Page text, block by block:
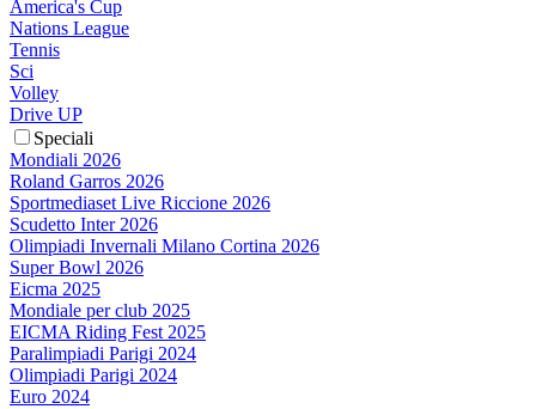
America's Cup
Nations League
Tennis
Sci
Volley
Drive UP
Speciali
Mondiali 2026
Roland Garros 2026
Sportmediaset Live Riccione 2026
Scudetto Inter 2026
Olimpiadi Invernali Milano Cortina 2026
Super Bowl 2026
Eicma 2025
Mondiale per club 2025
EICMA Riding Fest 2025
Paralimpiadi Parigi 2024
Olimpiadi Parigi 2024
Euro 2024